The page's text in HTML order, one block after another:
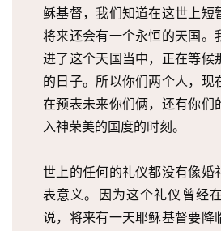
稣基督，我们知道在这世上短
将来还会有一个永恒的天国。
进了这个天国当中，正在等候
的日子。所以你们两个人，现
在预表未来你们俩，还有你们
入神荣美的国度的时刻。
世上的任何的礼仪都没有像婚
表意义。因为这个礼仪曾经
说，将来有一天耶稣基督要降